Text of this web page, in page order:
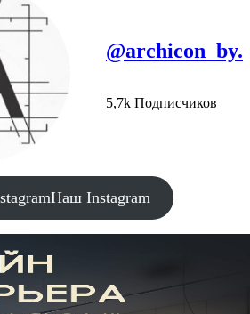
@archicon_by.
5,7k Подписчиков
Наш Instagram